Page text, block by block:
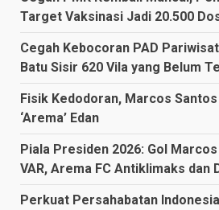
Target Vaksinasi Jadi 20.500
Cegah Kebocoran PAD
Batu Sisir 620 Vila yang Belum
Fisik Kedodoran, Marcos
‘Arema’ Edan
Piala Presiden 2026: Gol
VAR, Arema FC Antiklimaks dan
Perkuat Persahabatan